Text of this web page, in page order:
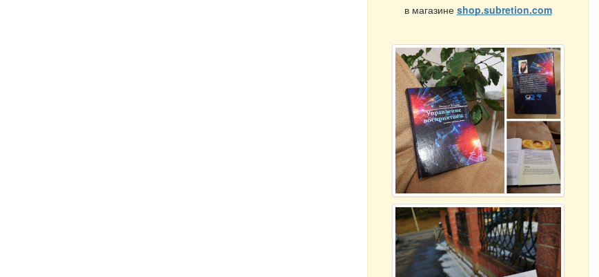
в магазине shop.subretion.com